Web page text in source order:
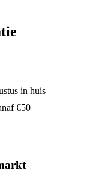
in huis
€50